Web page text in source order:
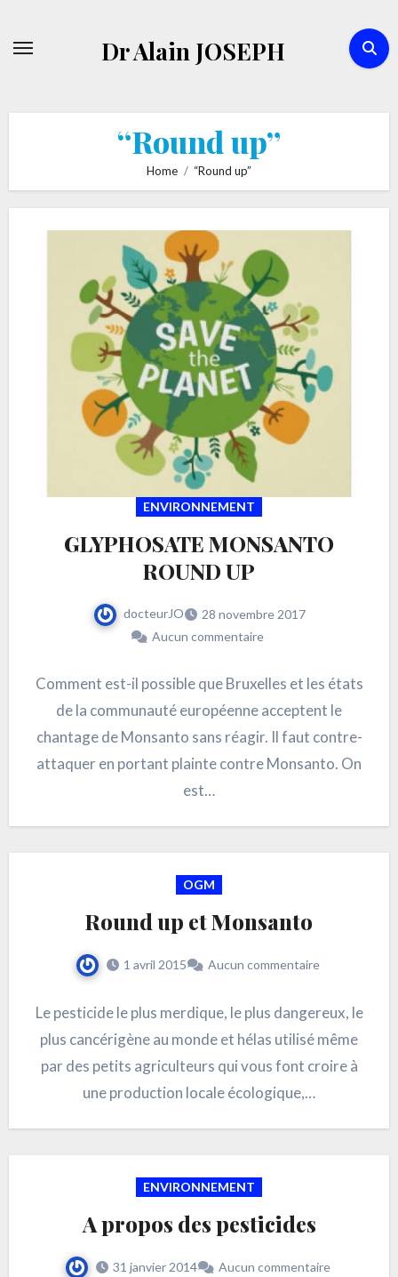
Dr Alain JOSEPH
“Round up”
Home “Round up”
ENVIRONNEMENT
GLYPHOSATE MONSANTO
ROUND UP
docteurJO
28 novembre 2017
Aucun commentaire
Comment est-il possible que Bruxelles et les états
de la communauté européenne acceptent le
chantage de Monsanto sans réagir. Il faut contre-
attaquer en portant plainte contre Monsanto. On
est…
OGM
Round up et Monsanto
1 avril 2015 Aucun commentaire
Le pesticide le plus merdique, le plus dangereux, le
plus cancérigène au monde et hélas utilisé même
par des petits agriculteurs qui vous font croire à
une production locale écologique,…
ENVIRONNEMENT
A propos des pesticides
31 janvier 2014 Aucun commentaire